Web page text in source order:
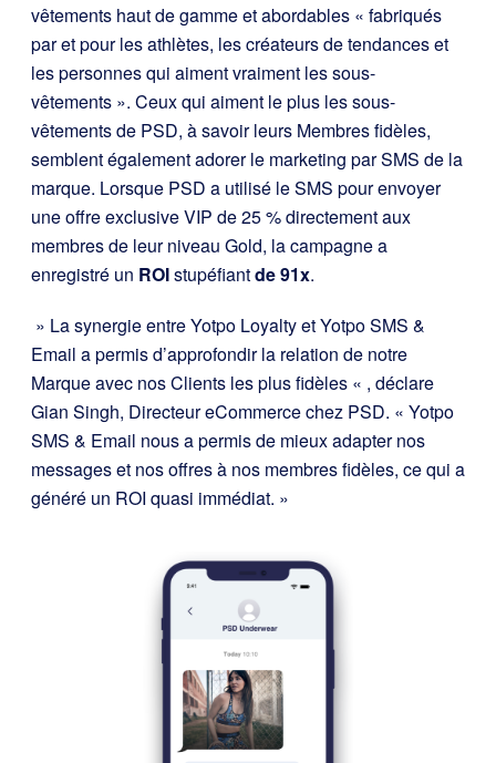
vêtements haut de gamme et abordables « fabriqués
par et pour les athlètes, les créateurs de tendances et
les personnes qui aiment vraiment les sous-
vêtements ». Ceux qui aiment le plus les sous-
vêtements de PSD, à savoir leurs Membres fidèles,
semblent également adorer le marketing par SMS de la
marque. Lorsque PSD a utilisé le SMS pour envoyer
une offre exclusive VIP de 25 % directement aux
membres de leur niveau Gold, la campagne a
enregistré un ROIstupéfiantde 91x.
» La synergie entre Yotpo Loyalty et Yotpo SMS &
Email a permis d’approfondir la relation de notre
Marque avec nos Clients les plus fidèles « , déclare
Gian Singh, Directeur eCommerce chez PSD. « Yotpo
SMS & Email nous a permis de mieux adapter nos
messages et nos offres à nos membres fidèles, ce qui a
généré un ROI quasi immédiat. »